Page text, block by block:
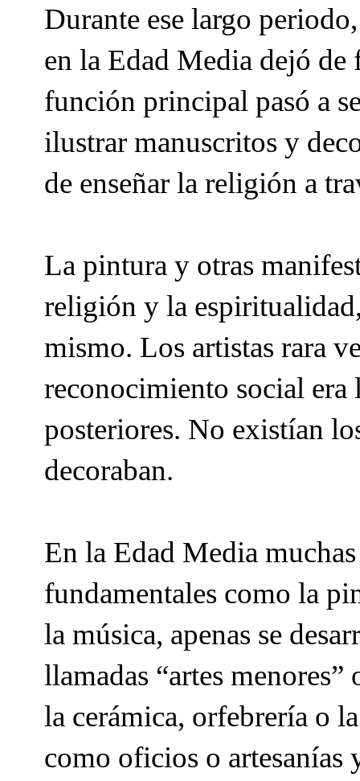
Durante ese largo
en la Edad Media dejó
función principal pasó a
ilustrar manuscritos y
de enseñar la religión a
La pintura y otras
religión y la
mismo. Los artistas rara
reconocimiento social
posteriores. No existían
decoraban.
En la Edad Media
fundamentales como la
la música, apenas se
llamadas “artes
la cerámica, orfebrería o
como oficios o